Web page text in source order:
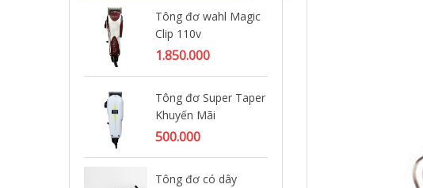
Tông đơ wahl Magic
Clip 110v
1.850.000
Tông đơ Super Taper
Khuyến Mãi
500.000
Tông đơ có dây
Tông đơ Kemei